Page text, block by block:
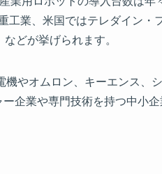
工業、米国ではテレダイン
どが挙げられます。
やオムロン、キーエンス
企業や専門技術を持つ中小